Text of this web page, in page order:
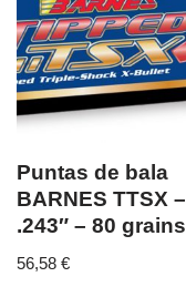
Puntas de bala
BARNES TTSX –
.243″ – 80 grains
56,58 €